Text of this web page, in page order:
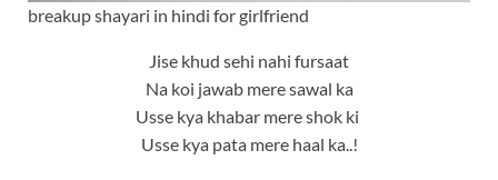
breakup shayari in hindi for girlfriend
Jise khud sehi nahi fursaat
Na koi jawab mere sawal ka
Usse kya khabar mere shok ki
Usse kya pata mere haal ka..!